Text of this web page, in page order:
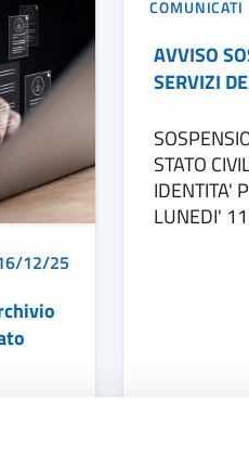
12/25
(
COMUNICATI
AVVISO
SERVIZI
STATO
IDENTITA'
LUNEDI'